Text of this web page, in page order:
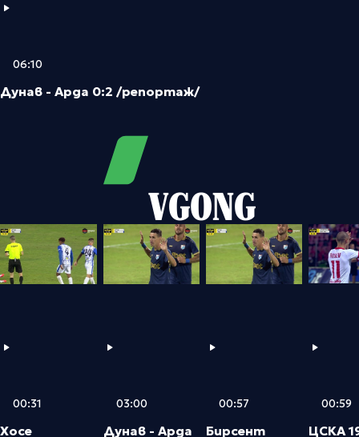
06:10
Дунав - Арда 0:2 /репортаж/
VGONG
00:31
Хосе
03:00
Дунав - Арда
00:57
Бирсент
00:59
ЦСКА